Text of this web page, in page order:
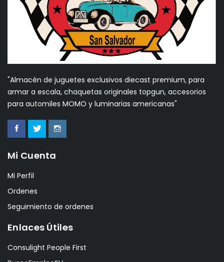
"Almacén de juguetes exclusivos diecast premium, para
armar a escala, chaquetas originales topgun, accesorios
para automiles MOMO y luminarias americanas"
Mi Cuenta
Mi Perfil
Ordenes
Seguimiento de ordenes
Enlaces Útiles
Consulight People First